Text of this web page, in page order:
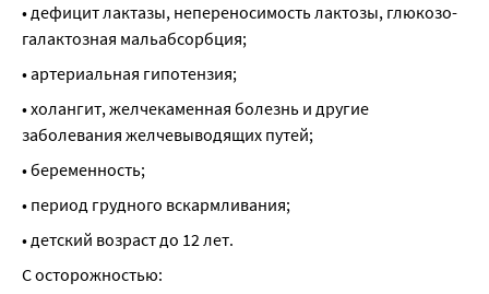
• дефицит лактазы, непереносимость лактозы, глюкозо-
галактозная мальабсорбция;
• артериальная гипотензия;
• холангит, желчекаменная болезнь и другие
заболевания желчевыводящих путей;
• беременность;
• период грудного вскармливания;
• детский возраст до 12 лет.
С осторожностью: